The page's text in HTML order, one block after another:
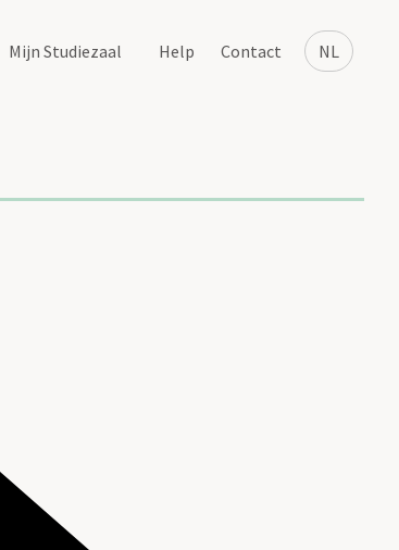
NL
Mijn Studiezaal Help Contact